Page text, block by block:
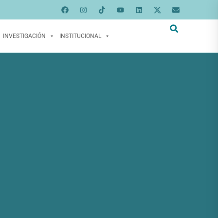
INVESTIGACIÓN INSTITUCIONAL